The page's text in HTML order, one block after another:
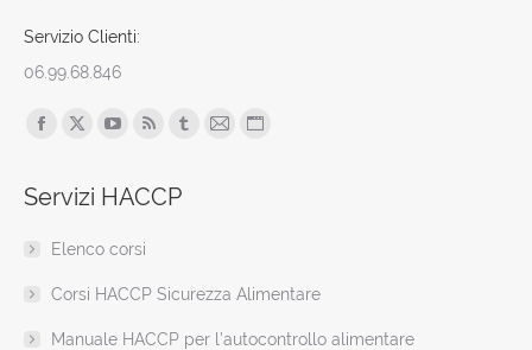
Servizio Clienti:
06.99.68.846
Find us on:
Facebook
opens
new
window
X
opens
new
window
opens
new
window
opens
window
Tumblr
window
Mail
window
Sito
new
Servizi HACCP
Elenco corsi
Corsi HACCP Sicurezza Alimentare
Manuale HACCP per l’autocontrollo alimentare